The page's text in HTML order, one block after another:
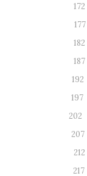
172
177
182
187
192
197
202
207
212
217